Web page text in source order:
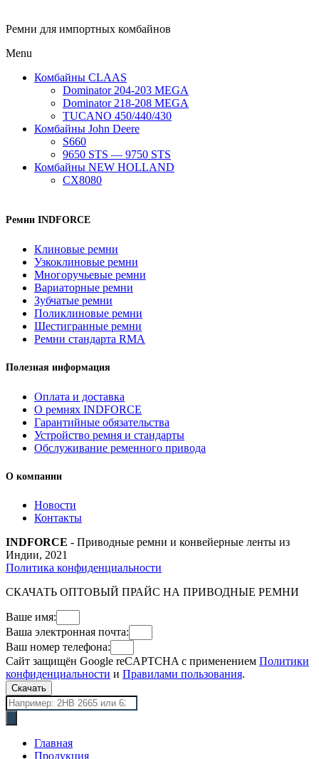
Ремни для импортных комбайнов
Menu
Комбайны CLAAS
Dominator 204-203 MEGA
Dominator 218-208 MEGA
TUCANO 450/440/430
Комбайны John Deere
S660
9650 STS — 9750 STS
Комбайны NEW HOLLAND
CX8080
Ремни INDFORCE
Клиновые ремни
Узкоклиновые ремни
Многоручьевые ремни
Вариаторные ремни
Зубчатые ремни
Поликлиновые ремни
Шестигранные ремни
Ремни стандарта RMA
Полезная информация
Оплата и доставка
О ремнях INDFORCE
Гарантийные обязательства
Устройство ремня и стандарты
Обслуживание ременного привода
О компании
Новости
Контакты
INDFORCE - Приводные ремни и конвейерные ленты из
Индии, 2021
Политика конфиденциальности
СКАЧАТЬ ОПТОВЫЙ ПРАЙС НА ПРИВОДНЫЕ РЕМНИ
Ваше имя:
Ваша электронная почта:
Ваш номер телефона:
Сайт защищён Google reCAPTCHA с применением Политики
конфиденциальности и Правилами пользования.
Скачать
Поиск
товаров
Главная
Продукция